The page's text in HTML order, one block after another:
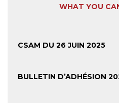
WHAT YOU
CSAM DU 26 JUIN 2025
BULLETIN D’ADHÉSION